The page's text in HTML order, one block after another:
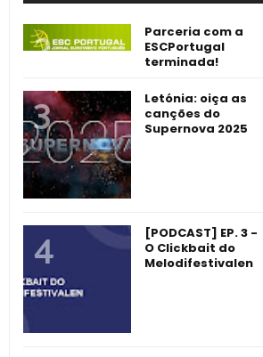
Parceria com a
ESCPortugal
terminada!
Letónia: oiça as
canções do
Supernova 2025
[PODCAST] EP. 3 -
O Clickbait do
Melodifestivalen